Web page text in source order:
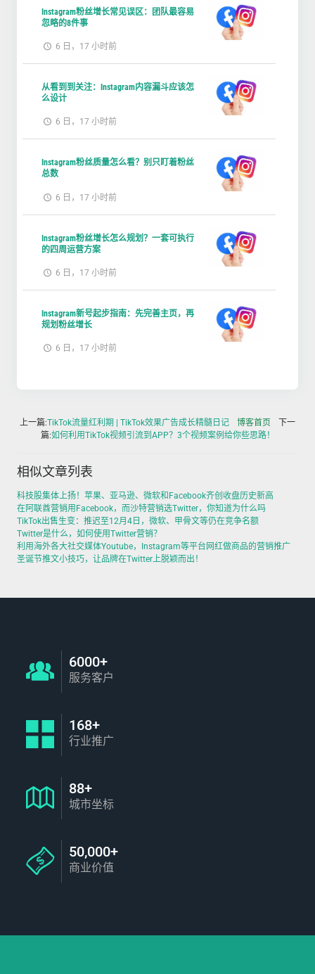
Instagram粉丝增长常见误区：团队最容易
忽略的8件事
6 日，17 小时前
从看到到关注：Instagram内容漏斗应该怎
么设计
6 日，17 小时前
Instagram粉丝质量怎么看？别只盯着粉丝
总数
6 日，17 小时前
Instagram粉丝增长怎么规划？一套可执行
的四周运营方案
6 日，17 小时前
Instagram新号起步指南：先完善主页，再
规划粉丝增长
6 日，17 小时前
上一篇:TikTok流量红利期 | TikTok效果广告成长精髓日记 博客首页
下一
篇:如何利用TikTok视频引流到APP？3个视频案例给你些思路！
相似文章列表
科技股集体上扬！苹果、亚马逊、微软和Facebook齐创收盘历史新高
在阿联酋营销用Facebook，而沙特营销选Twitter，你知道为什么吗
TikTok出售生变：推迟至12月4日，微软、甲骨文等仍在竞争名额
Twitter是什么，如何使用Twitter营销？
利用海外各大社交媒体Youtube，Instagram等平台网红做商品的营销推广
圣诞节推文小技巧，让品牌在Twitter上脱颖而出！
6000+
服务客户
168+
行业推广
88+
城市坐标
50,000+
商业价值